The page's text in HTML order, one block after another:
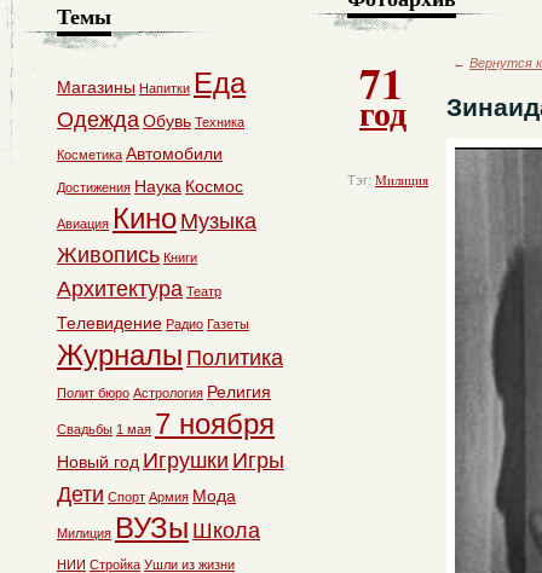
71
год
Тэг: Милиция
← Вернутся
Темы
Магазины Напитки Еда
ОдеждаОбувь Техника
Косметика Автомобили
Достижения Наука Космос
Авиация Кино Музыка
Живопись Книги
Архитектура Театр
Телевидение Радио Газеты
Журналы Политика
Полит бюро Астрология Религия
Свадьбы 1 мая 7 ноября
Новый год Игрушки Игры
Дети Спорт Армия Мода
Милиция ВУЗы Школа
НИИ Стройка Ушли из жизни